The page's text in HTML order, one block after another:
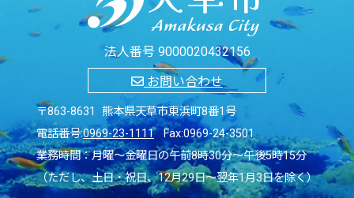
法人番号 9000020432156
お問い合わせ
〒863-8631 熊本県天草市東浜町8番1号
電話番号:0969-23-1111Fax:0969-24-3501
業務時間：月曜～金曜日の午前8時30分～午後5時15分
（ただし、土日・祝日、12月29日～翌年1月3日を除く）